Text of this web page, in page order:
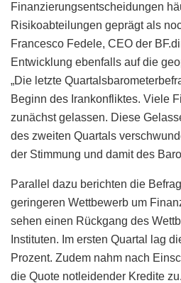
Finanzierungsentscheidungen
Risikoabteilungen geprägt als
Francesco Fedele, CEO der
Entwicklung ebenfalls auf die
„Die letzte
Beginn des Irankonfliktes. Viele
zunächst gelassen. Diese
des zweiten Quartals
der Stimmung und damit des
Parallel dazu berichten die
geringeren Wettbewerb um
sehen einen Rückgang des
Instituten. Im ersten Quartal lag
Prozent. Zudem nahm nach
die Quote notleidender Kredite